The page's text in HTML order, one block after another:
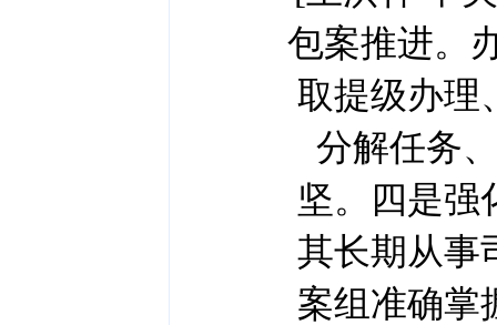
包案推进。
取提级办理
分解任务
坚。四是强
其长期从事
案组准确掌